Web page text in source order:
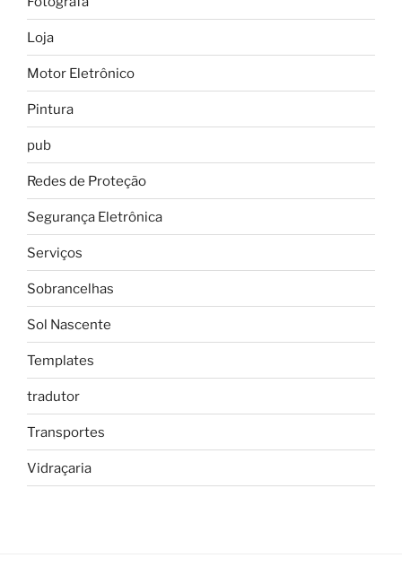
Loja
Motor Eletrônico
Pintura
pub
Redes de Proteção
Segurança Eletrônica
Serviços
Sobrancelhas
Sol Nascente
Templates
tradutor
Transportes
Vidraçaria